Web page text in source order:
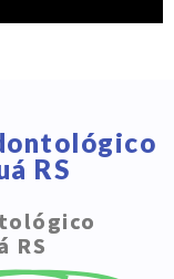
RS
RS